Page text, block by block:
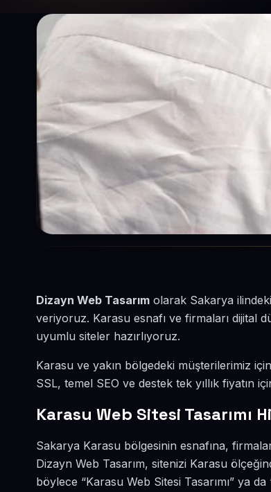
Dizayn Web Tasarım olarak Sakarya
veriyoruz. Karasu esnafı ve firmaları dijital
uyumlu siteler hazırlıyoruz.
Karasu ve yakın bölgedeki müşterilerimiz
SSL, temel SEO ve destek tek yıllık fiyatın
Karasu Web Sitesi Tasarımı
Sakarya Karasu bölgesinin esnafına,
Dizayn Web Tasarım, sitenizi Karasu
böylece “Karasu Web Sitesi Tasarımı” ya